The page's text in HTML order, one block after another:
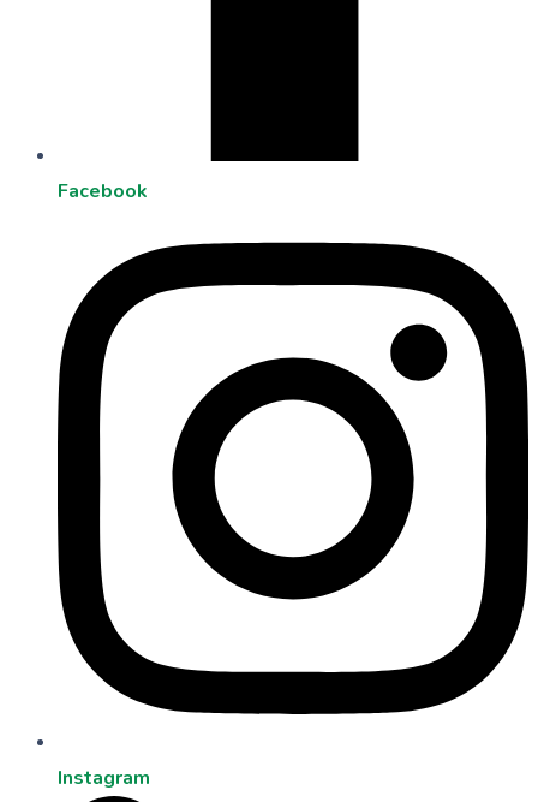
Facebook
Instagram